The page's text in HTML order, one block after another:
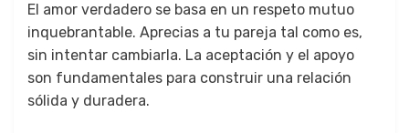
El amor verdadero se basa en un respeto mutuo
inquebrantable. Aprecias a tu pareja tal como es,
sin intentar cambiarla. La aceptación y el apoyo
son fundamentales para construir una relación
sólida y duradera.